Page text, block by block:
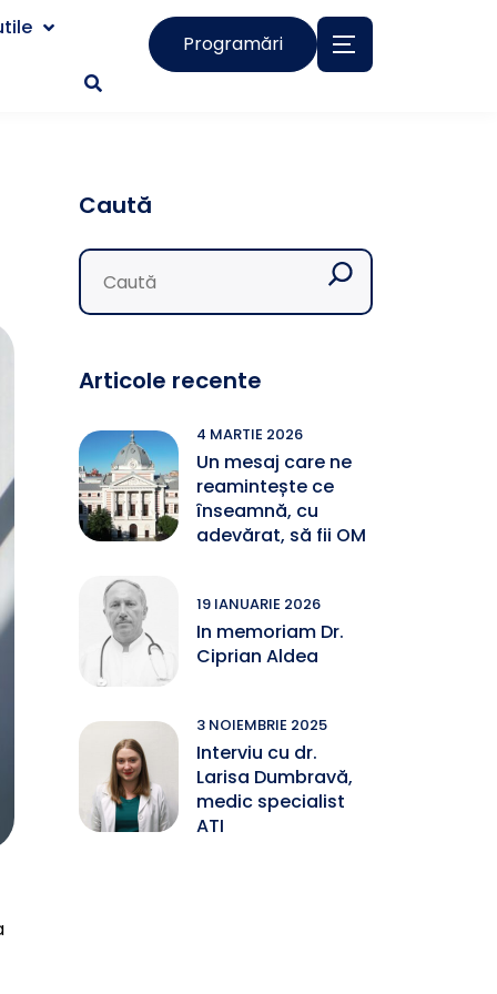
Programări
Caută
Articole recente
4 MARTIE 2026
Un mesaj care ne
reamintește ce
înseamnă, cu
adevărat, să fii OM
19 IANUARIE 2026
In memoriam Dr.
Ciprian Aldea
3 NOIEMBRIE 2025
Interviu cu dr.
Larisa Dumbravă,
medic specialist
ATI